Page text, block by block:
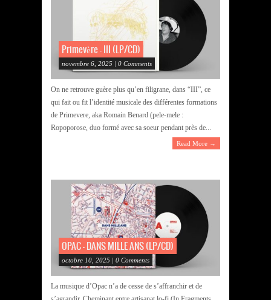
Primevère – III (LP/CD)
novembre 6, 2025 | 0 Comments
On ne retrouve guère plus qu’en filigrane, dans “III”, ce
qui fait ou fit l’identité musicale des différentes formations
de Primevere, aka Romain Benard (pele-mele :
Ropoporose, duo formé avec sa soeur pendant près de...
Read More →
OPAC – DANS MILLE ANS (LP/CD)
octobre 10, 2025 | 0 Comments
La musique d’Opac n’a de cesse de s’affranchir et de